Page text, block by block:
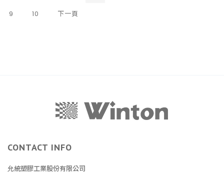
9
10 下一頁
CONTACT INFO
允統塑膠工業股份有限公司